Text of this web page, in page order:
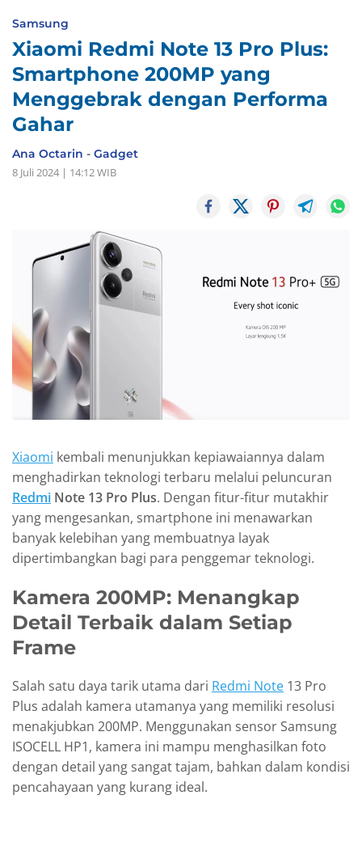
Samsung
Xiaomi Redmi Note 13 Pro Plus:
Smartphone 200MP yang
Menggebrak dengan Performa
Gahar
Ana Octarin - Gadget
8 Juli 2024 | 14:12 WIB
Xiaomi kembali menunjukkan kepiawaiannya dalam
menghadirkan teknologi terbaru melalui peluncuran
Redmi Note 13 Pro Plus. Dengan fitur-fitur mutakhir
yang mengesankan, smartphone ini menawarkan
banyak kelebihan yang membuatnya layak
dipertimbangkan bagi para penggemar teknologi.
Kamera 200MP: Menangkap
Detail Terbaik dalam Setiap
Frame
Salah satu daya tarik utama dari Redmi Note 13 Pro
Plus adalah kamera utamanya yang memiliki resolusi
menakjubkan 200MP. Menggunakan sensor Samsung
ISOCELL HP1, kamera ini mampu menghasilkan foto
dengan detail yang sangat tajam, bahkan dalam kondisi
pencahayaan yang kurang ideal.